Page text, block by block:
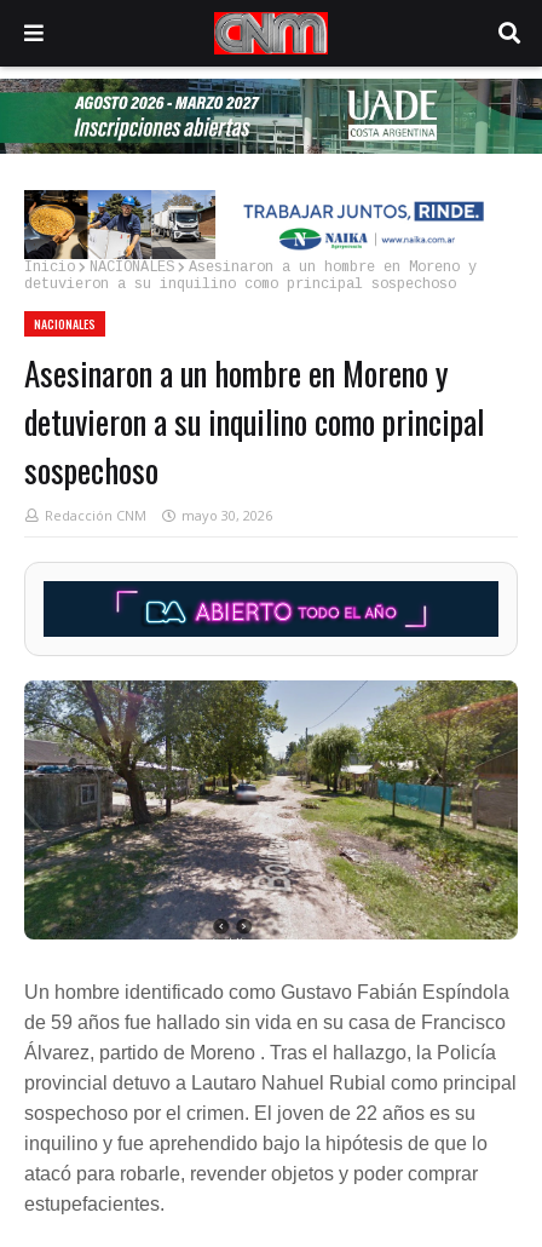
Inicio NACIONALES
Asesinaron a un hombre en Moreno y
detuvieron a su inquilino como principal sospechoso
NACIONALES
Asesinaron a un hombre en Moreno y
detuvieron a su inquilino como principal
sospechoso
Redacción CNM mayo 30, 2026
Un hombre identificado como Gustavo Fabián Espíndola
de 59 años fue hallado sin vida en su casa de Francisco
Álvarez, partido de Moreno . Tras el hallazgo, la Policía
provincial detuvo a Lautaro Nahuel Rubial como principal
sospechoso por el crimen. El joven de 22 años es su
inquilino y fue aprehendido bajo la hipótesis de que lo
atacó para robarle, revender objetos y poder comprar
estupefacientes.